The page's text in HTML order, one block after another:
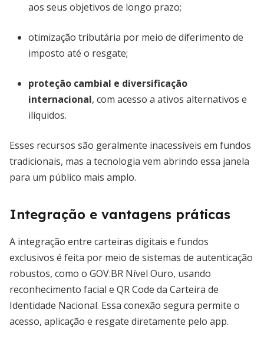
aos seus objetivos de longo prazo;
otimização tributária por meio de diferimento de
imposto até o resgate;
proteção cambial e diversificação
internacional, com acesso a ativos alternativos e
ilíquidos.
Esses recursos são geralmente inacessíveis em fundos
tradicionais, mas a tecnologia vem abrindo essa janela
para um público mais amplo.
Integração e vantagens práticas
A integração entre carteiras digitais e fundos
exclusivos é feita por meio de sistemas de autenticação
robustos, como o GOV.BR Nível Ouro, usando
reconhecimento facial e QR Code da Carteira de
Identidade Nacional. Essa conexão segura permite o
acesso, aplicação e resgate diretamente pelo app.